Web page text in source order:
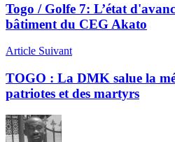
Togo / Golfe 7: L’état
bâtiment du CEG Akato
Article Suivant
TOGO : La DMK salue la
patriotes et des martyrs